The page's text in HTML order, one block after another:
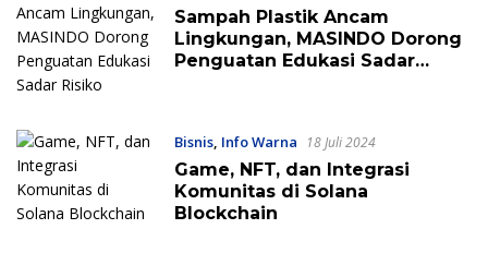
Sampah Plastik Ancam
Lingkungan, MASINDO Dorong
Penguatan Edukasi Sadar
Bisnis, Info Warna 18 Juli 2024
Game, NFT, dan Integrasi
Komunitas di Solana
Blockchain